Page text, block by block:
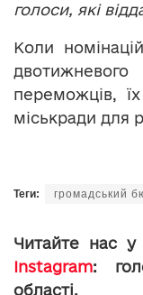
голоси, які
Коли
переможців,
міськради для
Теги: громадський
Читайте нас у
Instagram:
області.